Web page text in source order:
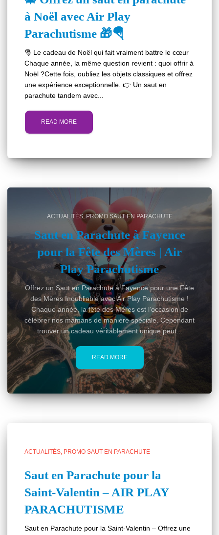
à Noël avec Air Play
Parachutisme 🎁🪂
🎅 Le cadeau de Noël qui fait vraiment battre le cœur
Chaque année, la même question revient : quoi offrir à
Noël ?Cette fois, oubliez les objets classiques et offrez
une expérience exceptionnelle. 👉 Un saut en
parachute tandem avec...
READ MORE
ACTUALITÈS PROMO SAUT EN PARACHUTE
Saut en Parachute à Fayence
pour la Fête des Mères | Air
Play Parachutisme
Offrez un Saut en Parachute à Fayence pour une Fête
des Mères Inoubliable avec Air Play Parachutisme !
Chaque année, la fête des Mères est l’occasion de
célébrer nos mamans de manière spéciale. Cependant
trouver un cadeau véritablement unique peut...
READ MORE
ACTUALITÈS PROMO SAUT EN PARACHUTE
Saut en Parachute pour la
Saint-Valentin – AIR PLAY
PARACHUTISME
Saut en Parachute pour la Saint-Valentin – Offrez une